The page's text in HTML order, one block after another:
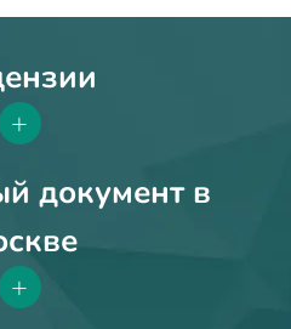
+
документ в
+